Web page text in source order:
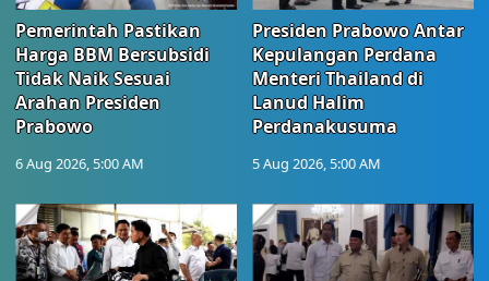
Pemerintah Pastikan
Harga BBM Bersubsidi
Tidak Naik Sesuai
Arahan Presiden
Prabowo
6 Aug 2026, 5:00 AM
Presiden Prabowo Antar
Kepulangan Perdana
Menteri Thailand di
Lanud Halim
Perdanakusuma
5 Aug 2026, 5:00 AM